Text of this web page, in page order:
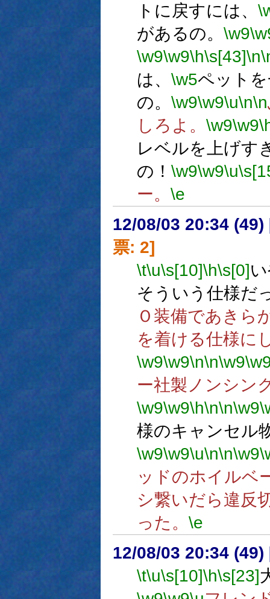
トに戻すには、
があるの。 \w9
\w9\w9\h\s[43]\n
は、 \w5ペット
の。 \w9\w9\u\n\n
しろよ。 \w9\w9
レベルを上げす
の！ \w9\w9\u
ー。 \e
12/08/03 20:34 (49)
票: 2]
\t\u\s[10]\h\s[0]
そういう仕様だ
Ｏ装備であきら
を着ける仕様に
\w9\w9\n\n\w9
ー社製ノンシン
\w9\w9\h\n\n\w9
様のキャンセル
\w9\w9\u\n\n\w9
ッドのホイルベ
シ繋いだら違反
った。 \e
12/08/03 20:34 (49)
\t\u\s[10]\h\s[23]